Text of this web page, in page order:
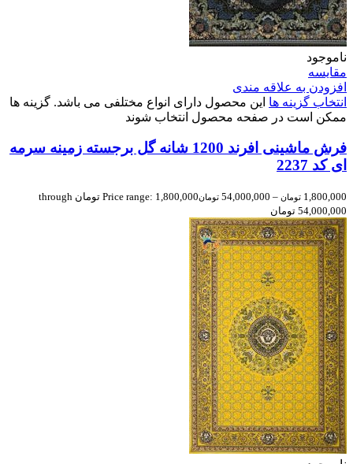
ناموجود
مقایسه
افزودن به علاقه مندی
انتخاب گزینه ها این محصول دارای انواع مختلفی می باشد. گزینه ها
ممکن است در صفحه محصول انتخاب شوند
فرش ماشینی افرند 1200 شانه گل برجسته زمینه سرمه
ای کد 2237
1,800,000 تومان –
54,000,000 تومان
Price range: 1,800,000 تومان through
54,000,000 تومان